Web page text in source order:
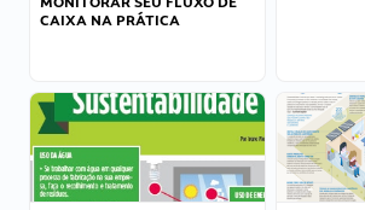
CAIXA NA PRÁTICA